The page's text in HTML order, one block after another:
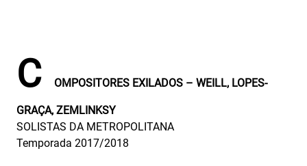
C OMPOSITORES EXILADOS – WEILL, LOPES-
GRAÇA, ZEMLINKSY
SOLISTAS DA METROPOLITANA
Temporada 2017/2018